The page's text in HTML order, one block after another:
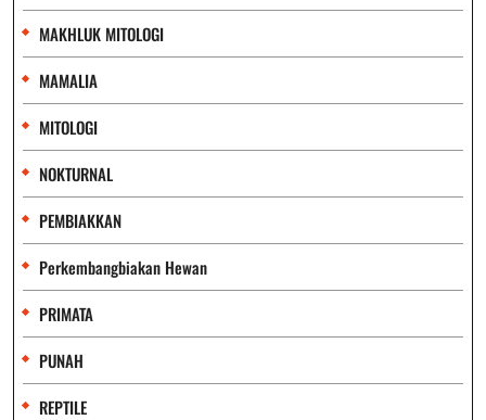
MAKHLUK MITOLOGI
MAMALIA
MITOLOGI
NOKTURNAL
PEMBIAKKAN
Perkembangbiakan Hewan
PRIMATA
PUNAH
REPTILE